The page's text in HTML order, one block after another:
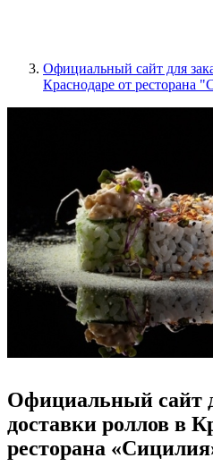
Официальный сайт для
Краснодаре от ресторана
Официальный сайт
доставки роллов в
ресторана